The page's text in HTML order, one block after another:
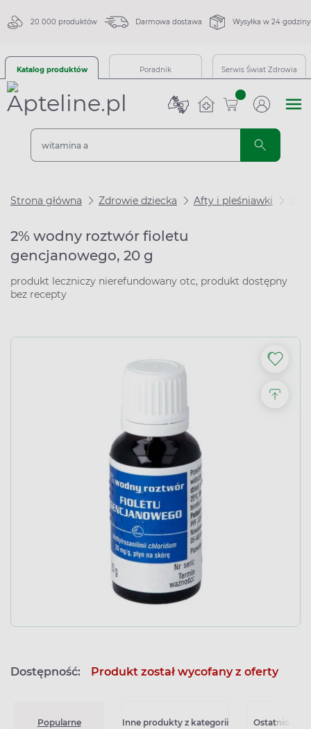
20 000 produktów Darmowa dostawa Wysyłka w 24 godziny
Katalog produktów Poradnik Serwis Świat Zdrowia
sztuk
Strona główna Zdrowie dziecka Afty i pleśniawki
2% wodny roztwór fioletu
gencjanowego, 20 g
produkt leczniczy nierefundowany otc, produkt dostępny
bez recepty
Dostępność: Produkt został wycofany z oferty
Popularne Inne produkty z kategorii Ostatnio